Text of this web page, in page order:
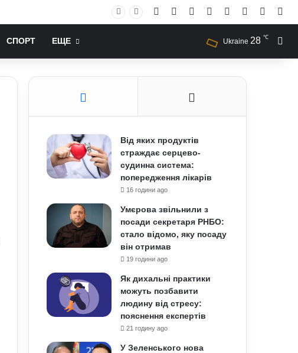
Facebook YouTubeInstagram
RSS Log In
СПОРТ ЕЩЕ Ukraine 28 ℃
Від яких продуктів
страждає серцево-
судинна система:
попередження лікарів
16 години ago
Умєрова звільнили з
посади секретаря РНБО:
стало відомо, яку посаду
він отримав
19 години ago
Як дихальні практики
можуть позбавити
людину від стресу:
пояснення експертів
21 годину ago
У Зеленського нова